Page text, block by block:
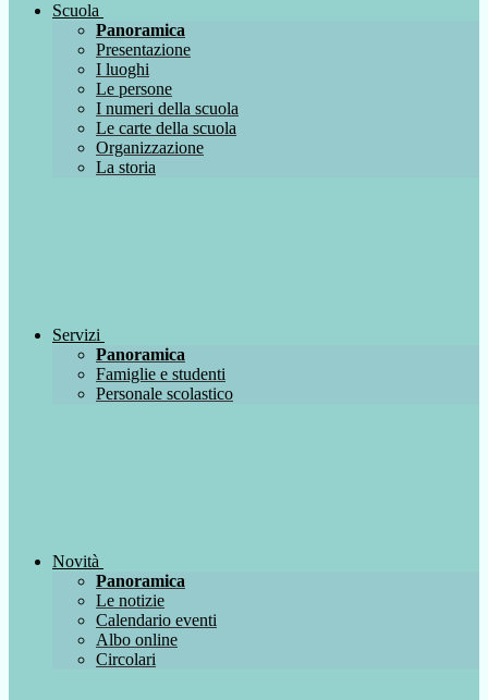
Scuola
Panoramica
Presentazione
I luoghi
Le persone
I numeri della scuola
Le carte della scuola
Organizzazione
La storia
Servizi
Panoramica
Famiglie e studenti
Personale scolastico
Novità
Panoramica
Le notizie
Calendario eventi
Albo online
Circolari